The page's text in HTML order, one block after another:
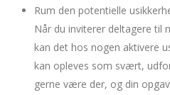
Rum den potentielle
Når du inviterer deltagere til
kan det hos nogen aktivere
kan opleves som svært,
gerne være der, og din